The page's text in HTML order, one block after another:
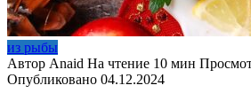
из рыбы
Автор Anaid На чтение 10 мин
Опубликовано 04.12.2024